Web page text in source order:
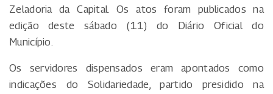
Zeladoria da Capital. Os atos foram publicados na
edição deste sábado (11) do Diário Oficial do
Município.
Os servidores dispensados eram apontados como
indicações do Solidariedade, partido presidido na